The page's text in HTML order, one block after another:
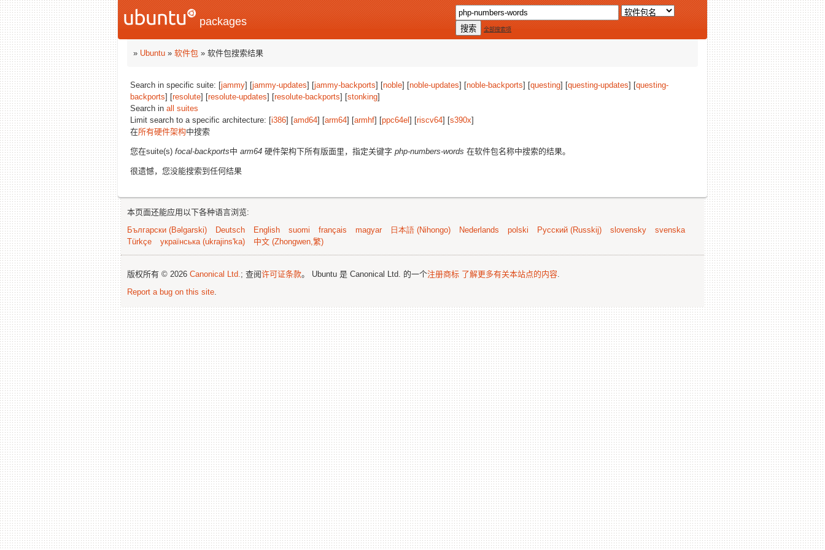
packages
全部搜索项
» Ubuntu » 软件包 » 软件包搜索结果
Search in specific suite: [jammy] [jammy-updates] [jammy-backports] [noble] [noble-updates] [noble-backports] [questing] [questing-updates] [questing-
backports] [resolute] [resolute-updates] [resolute-backports] [stonking]
Search in all suites
Limit search to a specific architecture: [i386] [amd64] [arm64] [armhf] [ppc64el ] [riscv64] [s390x]
在所有硬件架构中搜索
您在suite(s) focal-backports中 arm64 硬件架构下所有版面里，指定关键字 php-numbers-words 在软件包名称中搜索的结果。
很遗憾，您没能搜索到任何结果
本页面还能应用以下各种语言浏览:
Български (Bəlgarski)
Deutsch English suomi français magyar 日本語 (Nihongo) Nederlands polski Русский (Russkij) slovensky
svenska
Türkçe
українська (ukrajins'ka) 中文 (Zhongwen,繁)
版权所有 © 2026 Canonical Ltd.; 查阅许可证条款。 Ubuntu 是 Canonical Ltd. 的一个注册商标 了解更多有关本站点的内容.
Report a bug on this site.